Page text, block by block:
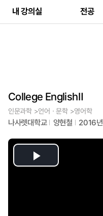
내 강의실 전공
College EnglishⅡ
인문과학 >언어ㆍ문학 >영어학
나사렛대학교 양현철 2016
Play